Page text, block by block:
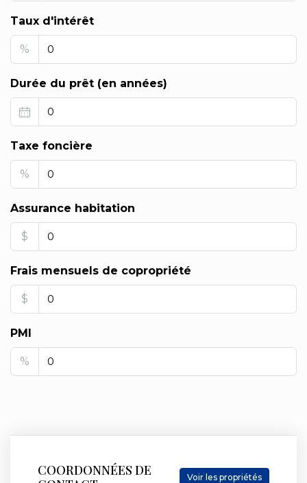
Taux d'intérêt
%
Durée du prêt (en années)
Taxe foncière
%
Assurance habitation
$
Frais mensuels de copropriété
$
PMI
%
COORDONNÉES DE
Voir les propriétés